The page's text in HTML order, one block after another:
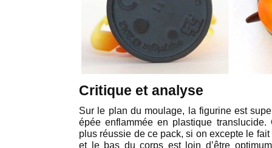
Critique et analyse
Sur le plan du moulage, la figurine est
épée enflammée en plastique translucide.
plus réussie de ce pack, si on excepte le
et le bas du corps est loin d’être